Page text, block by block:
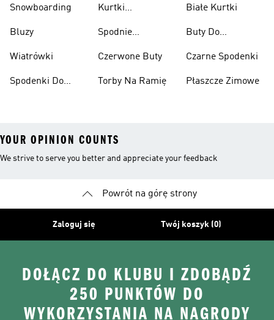
Snowboarding
Bluzy
Wiatrówki
Spodenki Do
Kurtki
Spodnie
Czerwone Buty
Torby Na Ramię
Ciężarów
Białe Kurtki
Buty Do
Czarne Spodenki
Płaszcze Zimowe
YOUR OPINION COUNTS
We strive to serve you better and appreciate your feedback
Powrót na górę strony
Zaloguj się Twój koszyk (0)
DOŁĄCZ DO KLUBU I ZDOBĄDŹ
250 PUNKTÓW DO
WYKORZYSTANIA NA NAGRODY